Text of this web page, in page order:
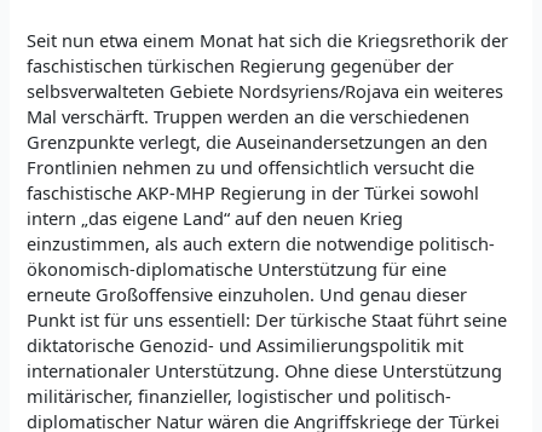
Seit nun etwa einem Monat hat sich die Kriegsrethorik der
faschistischen türkischen Regierung gegenüber der
selbsverwalteten Gebiete Nordsyriens/Rojava ein weiteres
Mal verschärft. Truppen werden an die verschiedenen
Grenzpunkte verlegt, die Auseinandersetzungen an den
Frontlinien nehmen zu und offensichtlich versucht die
faschistische AKP-MHP Regierung in der Türkei sowohl
intern „das eigene Land“ auf den neuen Krieg
einzustimmen, als auch extern die notwendige politisch-
ökonomisch-diplomatische Unterstützung für eine
erneute Großoffensive einzuholen. Und genau dieser
Punkt ist für uns essentiell: Der türkische Staat führt seine
diktatorische Genozid- und Assimilierungspolitik mit
internationaler Unterstützung. Ohne diese Unterstützung
militärischer, finanzieller, logistischer und politisch-
diplomatischer Natur wären die Angriffskriege der Türkei